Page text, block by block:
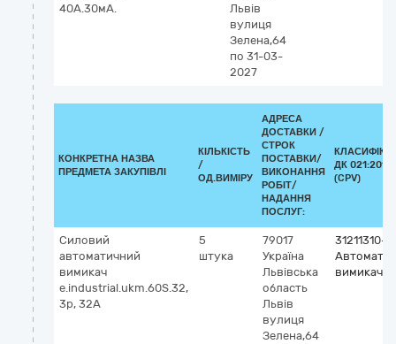
40А.30мА.
Львів
вулиця
Зелена,64
по 31-03-
2027
КОНКРЕТНА НАЗВА
ПРЕДМЕТА ЗАКУПІВЛІ
КІЛЬКІСТЬ
/
ОД.ВИМІРУ
АДРЕСА
ДОСТАВКИ /
СТРОК
ПОСТАВКИ/
ВИКОНАННЯ
РОБІТ/
НАДАННЯ
ПОСЛУГ:
ДК 021:2015
(CPV)
Силовий
автоматичний
вимикач
e.industrial.ukm.60S.32,
3р, 32А
5
штука
79017
Україна
Львівська
область
Львів
вулиця
Зелена,64
31211310-4
вимикачі